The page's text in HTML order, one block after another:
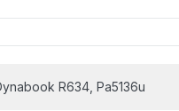
R634, Pa5136u